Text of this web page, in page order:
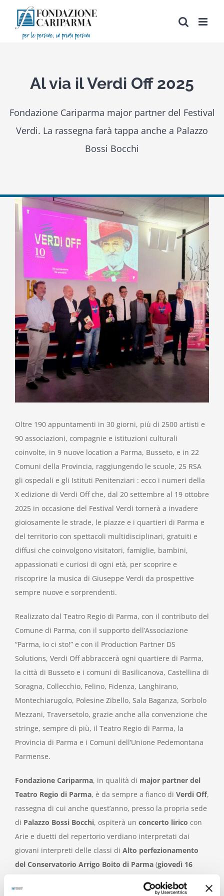
contenuto
Al via il Verdi Off 2025
Fondazione Cariparma major partner del Festival
Verdi. La rassegna farà tappa anche a Palazzo
Bossi Bocchi
Ingrandisci
immagine
Oltre 190 appuntamenti in 30 giorni, più di 2500 artisti e
90 associazioni, compagnie e istituzioni culturali
coinvolte, in 9 nuove location a Parma, Busseto, e in 22
Comuni della Provincia, raggiungendo le scuole, 25 RSA
gli ospedali e gli Istituti Penitenziari : ecco i numeri della
X edizione di Verdi Off che, dal 20 settembre al 19 ottobre
2025 in occasione del Festival Verdi tornerà a invadere
gioiosamente le strade, le piazze e i quartieri di Parma e
del territorio con spettacoli multidisciplinari, gratuiti e
diffusi che coinvolgono visitatori, famiglie, bambini,
appassionati e curiosi di ogni età, per scoprire e
riscoprire la musica di Giuseppe Verdi da prospettive
sempre nuove e sorprendenti.
Realizzato dal Teatro Regio di Parma, con il contributo del
Comune di Parma, con il supporto dell’Associazione
“Parma, io ci sto!” e con il Production Partner DS
Solutions, Verdi Off abbraccerà ogni quartiere di Parma,
la città di Busseto e i comuni di Basilicanova, Castellina di
Soragna, Collecchio, Felino, Fidenza, Langhirano,
Montechiarugolo, Polesine Zibello, Sala Baganza, Sorbolo
Mezzani, Traversetolo, grazie anche alla convenzione che
stringe, sempre di più, il Teatro Regio di Parma, la
Provincia di Parma e i Comuni dell’Unione Pedemontana
Parmense.
Fondazione Cariparma, in qualità di major partner del
Teatro Regio di Parma, è da sempre a fianco di Verdi Off,
rassegna di cui anche quest’anno, presso la propria sede
di Palazzo Bossi Bocchi, ospiterà un concerto lirico con
Arie e duetti del repertorio verdiano interpretati dai
giovani interpreti delle classi di Alto perfezionamento
del Conservatorio Arrigo Boito di Parma(giovedì 16
esaurimento dei posti